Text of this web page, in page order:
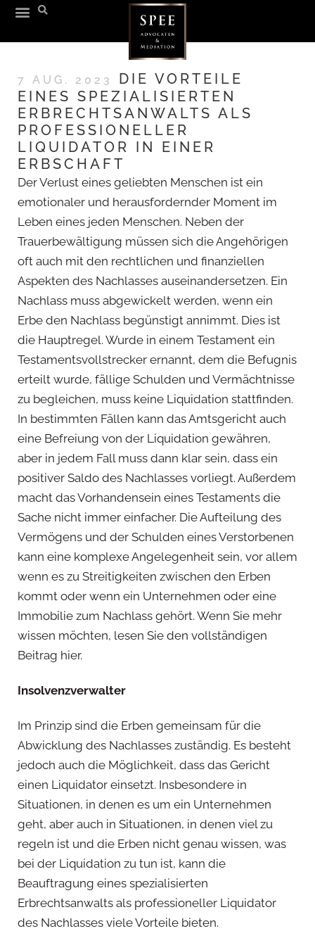
7 AUG. 2023
DIE VORTEILE
EINES SPEZIALISIERTEN
ERBRECHTSANWALTS ALS
PROFESSIONELLER
LIQUIDATOR IN EINER
ERBSCHAFT
Der Verlust eines geliebten Menschen ist ein
emotionaler und herausfordernder Moment im
Leben eines jeden Menschen. Neben der
Trauerbewältigung müssen sich die Angehörigen
oft auch mit den rechtlichen und finanziellen
Aspekten des Nachlasses auseinandersetzen. Ein
Nachlass muss abgewickelt werden, wenn ein
Erbe den Nachlass begünstigt annimmt. Dies ist
die Hauptregel. Wurde in einem Testament ein
Testamentsvollstrecker ernannt, dem die Befugnis
erteilt wurde, fällige Schulden und Vermächtnisse
zu begleichen, muss keine Liquidation stattfinden.
In bestimmten Fällen kann das Amtsgericht auch
eine Befreiung von der Liquidation gewähren,
aber in jedem Fall muss dann klar sein, dass ein
positiver Saldo des Nachlasses vorliegt. Außerdem
macht das Vorhandensein eines Testaments die
Sache nicht immer einfacher. Die Aufteilung des
Vermögens und der Schulden eines Verstorbenen
kann eine komplexe Angelegenheit sein, vor allem
wenn es zu Streitigkeiten zwischen den Erben
kommt oder wenn ein Unternehmen oder eine
Immobilie zum Nachlass gehört. Wenn Sie mehr
wissen möchten, lesen Sie den vollständigen
Beitrag hier.
Insolvenzverwalter
Im Prinzip sind die Erben gemeinsam für die
Abwicklung des Nachlasses zuständig. Es besteht
jedoch auch die Möglichkeit, dass das Gericht
einen Liquidator einsetzt. Insbesondere in
Situationen, in denen es um ein Unternehmen
geht, aber auch in Situationen, in denen viel zu
regeln ist und die Erben nicht genau wissen, was
bei der Liquidation zu tun ist, kann die
Beauftragung eines spezialisierten
Erbrechtsanwalts als professioneller Liquidator
des Nachlasses viele Vorteile bieten.